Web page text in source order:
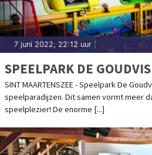
7 juni 2022, 22:12 uur
SPEELPARK DE GOUDVIS
SINT MAARTENSZEE - Speelpark De
speelparadijzen. Dit samen vormt meer
speelplezier! De enorme [...]